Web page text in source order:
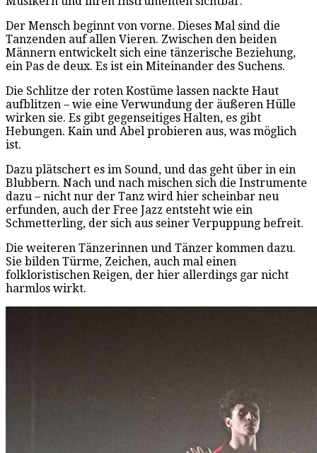
Der Mensch beginnt von vorne. Dieses Mal sind die
Tanzenden auf allen Vieren. Zwischen den beiden
Männern entwickelt sich eine tänzerische Beziehung,
ein Pas de deux. Es ist ein Miteinander des Suchens.
Die Schlitze der roten Kostüme lassen nackte Haut
aufblitzen – wie eine Verwundung der äußeren Hülle
wirken sie. Es gibt gegenseitiges Halten, es gibt
Hebungen. Kain und Abel probieren aus, was möglich
ist.
Dazu plätschert es im Sound, und das geht über in ein
Blubbern. Nach und nach mischen sich die Instrumente
dazu – nicht nur der Tanz wird hier scheinbar neu
erfunden, auch der Free Jazz entsteht wie ein
Schmetterling, der sich aus seiner Verpuppung befreit.
Die weiteren Tänzerinnen und Tänzer kommen dazu.
Sie bilden Türme, Zeichen, auch mal einen
folkloristischen Reigen, der hier allerdings gar nicht
harmlos wirkt.